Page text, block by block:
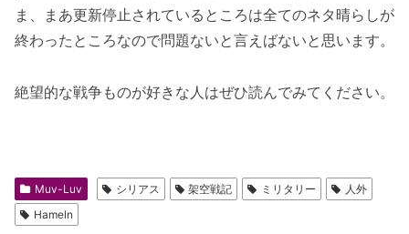
ま、まあ更新停止されているところは全てのネタ晴らしが
終わったところなので問題ないと言えばないと思います。
絶望的な戦争ものが好きな人はぜひ読んでみてください。
Muv-Luv シリアス 架空戦記 ミリタリー
人外
Hameln